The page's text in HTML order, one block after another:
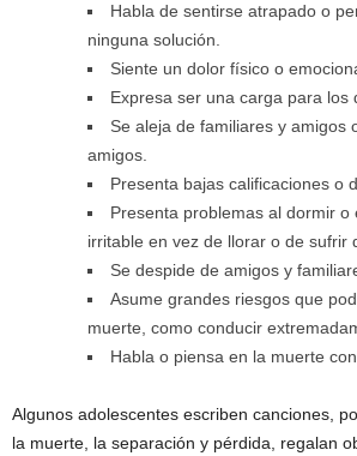
Habla de sentirse atrapado o
ninguna solución.
Siente un dolor físico o
Expresa ser una carga para los
Se aleja de familiares y amigos
amigos.
Presenta bajas calificaciones o
Presenta problemas al dormir
irritable en vez de llorar o de sufrir
Se despide de amigos y
Asume grandes riesgos que
muerte, como conducir
Habla o piensa en la muerte
Algunos adolescentes escriben canciones,
la muerte, la separación y pérdida, regalan